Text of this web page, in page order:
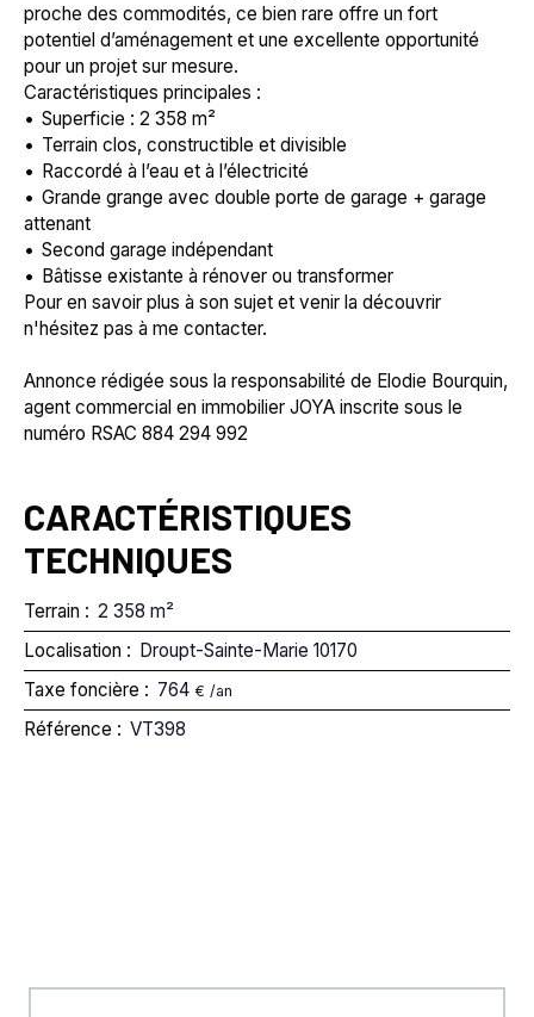
proche des commodités, ce bien rare offre un fort
potentiel d’aménagement et une excellente opportunité
pour un projet sur mesure.
Caractéristiques principales :
Superficie : 2 358 m²
Terrain clos, constructible et divisible
Raccordé à l’eau et à l’électricité
Grande grange avec double porte de garage + garage
attenant
Second garage indépendant
Bâtisse existante à rénover ou transformer
Pour en savoir plus à son sujet et venir la découvrir
n'hésitez pas à me contacter.
Annonce rédigée sous la responsabilité de Elodie Bourquin,
agent commercial en immobilier JOYA inscrite sous le
numéro RSAC 884 294 992
CARACTÉRISTIQUES
TECHNIQUES
Terrain : 2 358 m²
Localisation : Droupt-Sainte-Marie 10170
Taxe foncière : 764 € /an
Référence : VT398